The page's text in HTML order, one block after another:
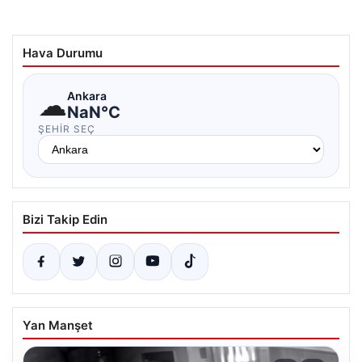
Hava Durumu
☁Ankara
NaN°C
ŞEHIR SEÇ
Bizi Takip Edin
Yan Manşet